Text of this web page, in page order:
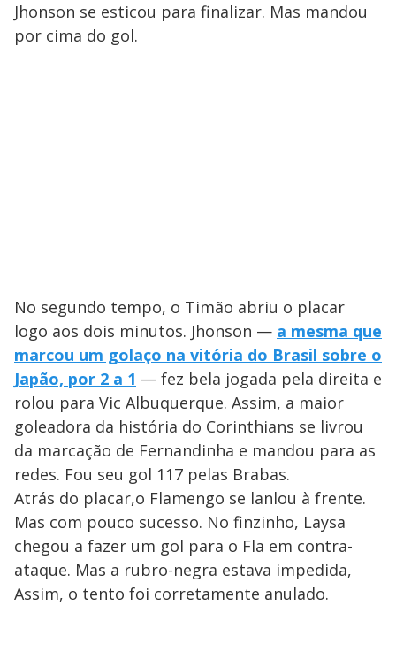
Jhonson se esticou para finalizar. Mas mandou
por cima do gol.
No segundo tempo, o Timão abriu o placar
logo aos dois minutos. Jhonson — a mesma que
marcou um golaço na vitória do Brasil sobre o
Japão, por 2 a 1 — fez bela jogada pela direita e
rolou para Vic Albuquerque. Assim, a maior
goleadora da história do Corinthians se livrou
da marcação de Fernandinha e mandou para as
redes. Fou seu gol 117 pelas Brabas.
Atrás do placar,o Flamengo se lanlou à frente.
Mas com pouco sucesso. No finzinho, Laysa
chegou a fazer um gol para o Fla em contra-
ataque. Mas a rubro-negra estava impedida,
Assim, o tento foi corretamente anulado.